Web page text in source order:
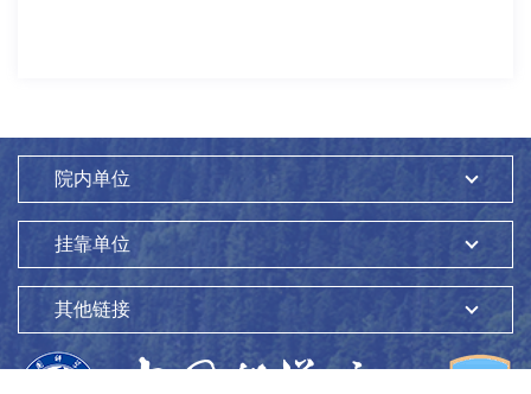
院内单位
挂靠单位
其他链接